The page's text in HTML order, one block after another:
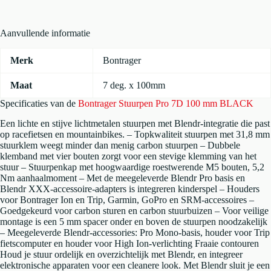
Specificaties van de Bontrager Stuurpen Pro 7D 100 mm BLACK
Een lichte en stijve lichtmetalen stuurpen met Blendr-integratie die past
op racefietsen en mountainbikes. – Topkwaliteit stuurpen met 31,8 mm
stuurklem weegt minder dan menig carbon stuurpen – Dubbele
klemband met vier bouten zorgt voor een stevige klemming van het
stuur – Stuurpenkap met hoogwaardige roestwerende M5 bouten, 5,2
Nm aanhaalmoment – Met de meegeleverde Blendr Pro basis en
Blendr XXX-accessoire-adapters is integreren kinderspel – Houders
voor Bontrager Ion en Trip, Garmin, GoPro en SRM-accessoires –
Goedgekeurd voor carbon sturen en carbon stuurbuizen – Voor veilige
montage is een 5 mm spacer onder en boven de stuurpen noodzakelijk
– Meegeleverde Blendr-accessories: Pro Mono-basis, houder voor Trip
fietscomputer en houder voor High Ion-verlichting Fraaie contouren
Houd je stuur ordelijk en overzichtelijk met Blendr, en integreer
elektronische apparaten voor een cleanere look. Met Blendr sluit je een
Aanvullende informatie
Merk Bontrager
Maat 7 deg. x 100mm